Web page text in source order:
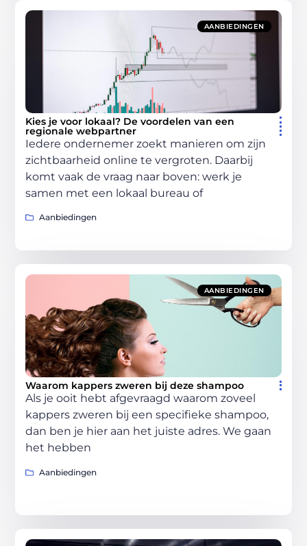
AANBIEDINGEN
Kies je voor lokaal? De voordelen van een
regionale webpartner
Iedere ondernemer zoekt manieren om zijn
zichtbaarheid online te vergroten. Daarbij
komt vaak de vraag naar boven: werk je
samen met een lokaal bureau of
Aanbiedingen
AANBIEDINGEN
Waarom kappers zweren bij deze shampoo
Als je ooit hebt afgevraagd waarom zoveel
kappers zweren bij een specifieke shampoo,
dan ben je hier aan het juiste adres. We gaan
het hebben
Aanbiedingen